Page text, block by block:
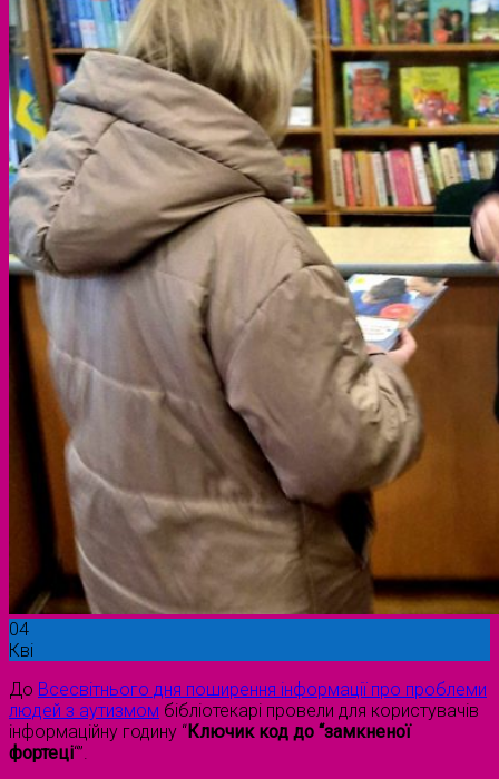
04
Кві
До Всесвітнього дня поширення інформації про проблеми
людей з аутизмом бібліотекарі провели для користувачів
інформаційну годину “Ключик код до “замкненої
фортеці“”.